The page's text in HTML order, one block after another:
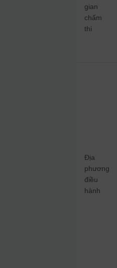
gian
chấm
thi
Địa
phương
điều
hành